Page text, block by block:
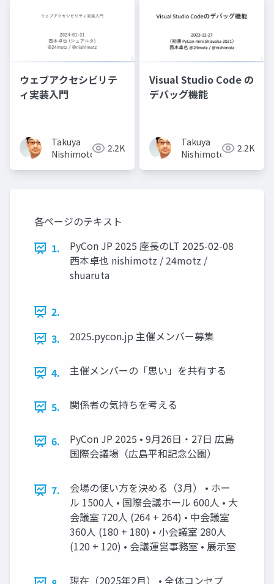
ウェブアクセシビリテ
ィ実装入門
Takuya
Nishimoto
2.2K
Visual Studio Code の
デバッグ機能
Takuya
Nishimoto
2.2K
各ページのテキスト
1.
PyCon JP 2025 座長のLT 2025-02-08
西本卓也 nishimotz / 24motz /
shuaruta
2.
3.
2025.pycon.jp 主催メンバー募集
4. 主催メンバーの「思い」を共有する
5. 関係者の気持ちを考える
6.
PyCon JP 2025 • 9月26日・27日 広島
国際会議場（広島平和記念公園）
7.
会場の使い方を決める（3月） • ホー
ル 1500人 • 国際会議ホール 600人 • 大
会議室 720人 (264 + 264) • 中会議室
360人 (180 + 180) • 小会議室 280人
(120 + 120) • 会議運営事務室 • 展示室
現在（2025年2月） • 全体コンセプ